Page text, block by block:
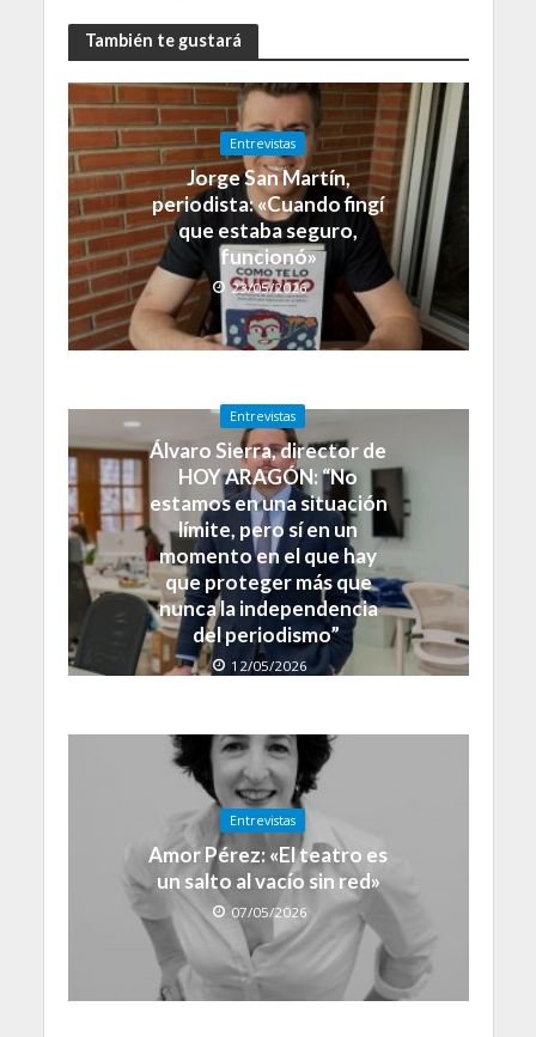
También te gustará
Entrevistas
Jorge San Martín,
periodista: «Cuando fingí
que estaba seguro,
funcionó»
23/05/2026
Entrevistas
Álvaro Sierra, director de
HOY ARAGÓN: “No
estamos en una situación
límite, pero sí en un
momento en el que hay
que proteger más que
nunca la independencia
del periodismo”
12/05/2026
Entrevistas
Amor Pérez: «El teatro es
un salto al vacío sin red»
07/05/2026